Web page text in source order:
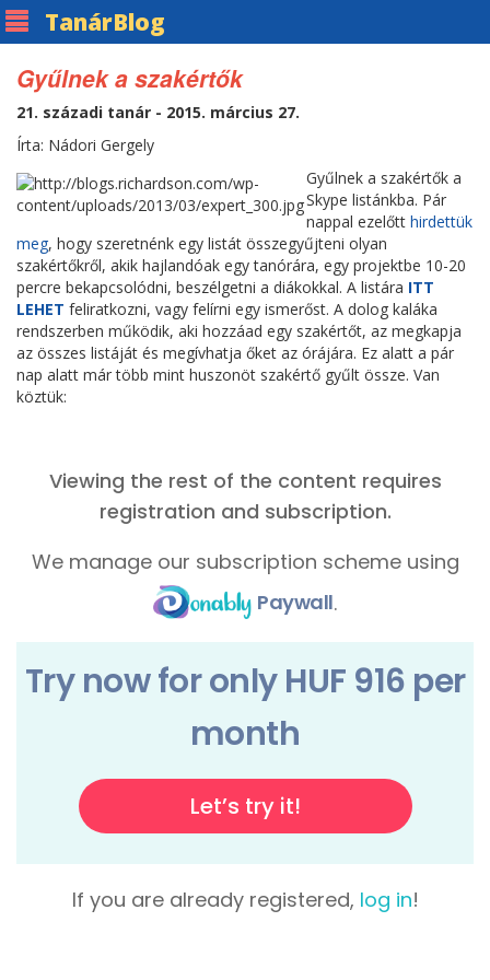
TanárBlog
Gyűlnek a szakértők
21. századi tanár - 2015. március 27.
Írta: Nádori Gergely
Gyűlnek a szakértők a
Skype listánkba. Pár
nappal ezelőtt hirdettük
meg, hogy szeretnénk egy listát összegyűjteni olyan
szakértőkről, akik hajlandóak egy tanórára, egy projektbe 10-20
percre bekapcsolódni, beszélgetni a diákokkal. A listára ITT
LEHET feliratkozni, vagy felírni egy ismerőst. A dolog kaláka
rendszerben működik, aki hozzáad egy szakértőt, az megkapja
az összes listáját és megívhatja őket az órájára. Ez alatt a pár
nap alatt már több mint huszonöt szakértő gyűlt össze. Van
köztük: